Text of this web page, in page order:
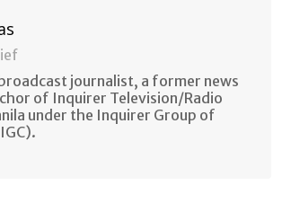
journalist, a former news
of Inquirer Television/Radio
under the Inquirer Group of